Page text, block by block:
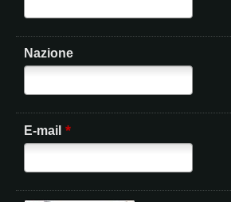
Nazione
E-mail *